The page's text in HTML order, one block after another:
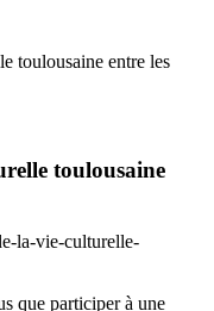
toulousaine entre les
toulousaine
que participer à une